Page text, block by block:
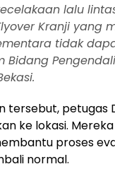
lalu
Kranji yang
tidak
Bidang
tersebut,
ke lokasi.
proses
normal.